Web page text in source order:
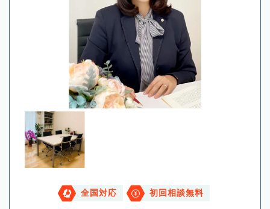
全国対応 初回相談無料